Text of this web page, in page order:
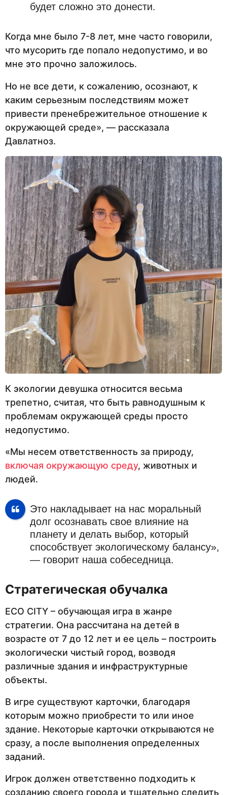
будет сложно это донести.
Когда мне было 7-8 лет, мне часто говорили,
что мусорить где попало недопустимо, и во
мне это прочно заложилось.
Но не все дети, к сожалению, осознают, к
каким серьезным последствиям может
привести пренебрежительное отношение к
окружающей среде», — рассказала
Давлатноз.
К экологии девушка относится весьма
трепетно, считая, что быть равнодушным к
проблемам окружающей среды просто
недопустимо.
«Мы несем ответственность за природу,
включая окружающую среду, животных и
людей.
Это накладывает на нас моральный
долг осознавать свое влияние на
планету и делать выбор, который
способствует экологическому балансу»,
— говорит наша собеседница.
Стратегическая обучалка
ECO CITY – обучающая игра в жанре
стратегии. Она рассчитана на детей в
возрасте от 7 до 12 лет и ее цель – построить
экологически чистый город, возводя
различные здания и инфраструктурные
объекты.
В игре существуют карточки, благодаря
которым можно приобрести то или иное
здание. Некоторые карточки открываются не
сразу, а после выполнения определенных
заданий.
Игрок должен ответственно подходить к
созданию своего города и тщательно следить